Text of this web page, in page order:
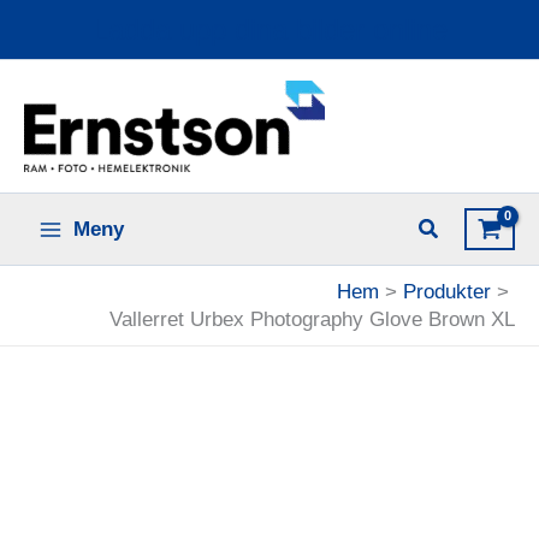
Meny
Hem
Produkter
Vallerret Urbex Photography Glove Brown XL